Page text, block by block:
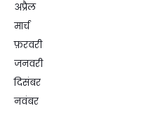
अप्रैल
मार्च
फ़रवरी
जनवरी
दिसंबर
नवंबर